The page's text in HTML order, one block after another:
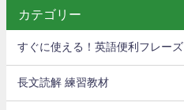
カテゴリー
すぐに使える！英語便利フレーズ
長文読解 練習教材